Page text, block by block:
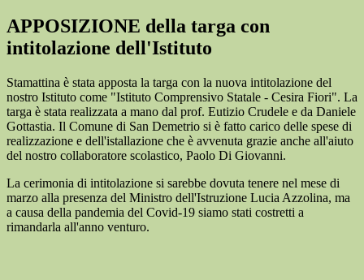
APPOSIZIONE della targa con
intitolazione dell'Istituto
Stamattina è stata apposta la targa con la nuova intitolazione del
nostro Istituto come "Istituto Comprensivo Statale - Cesira Fiori". La
targa è stata realizzata a mano dal prof. Eutizio Crudele e da Daniele
Gottastia. Il Comune di San Demetrio si è fatto carico delle spese di
realizzazione e dell'istallazione che è avvenuta grazie anche all'aiuto
del nostro collaboratore scolastico, Paolo Di Giovanni.
La cerimonia di intitolazione si sarebbe dovuta tenere nel mese di
marzo alla presenza del Ministro dell'Istruzione Lucia Azzolina, ma
a causa della pandemia del Covid-19 siamo stati costretti a
rimandarla all'anno venturo.